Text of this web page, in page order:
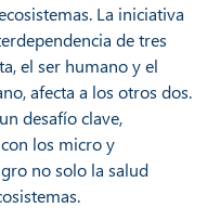
La iniciativa
de tres
el ser humano y el
afecta a los otros dos.
desafío clave,
los micro y
no solo la salud